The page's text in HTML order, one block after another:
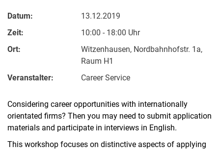
Datum:
13.12.2019
Zeit:
10:00 - 18:00 Uhr
Ort:
Witzenhausen, Nordbahnhofstr. 1a,
Raum H1
Veranstalter:
Career Service
Considering career opportunities with internationally
orientated firms? Then you may need to submit application
materials and participate in interviews in English.
This workshop focuses on distinctive aspects of applying